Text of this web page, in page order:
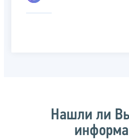
Нашли ли